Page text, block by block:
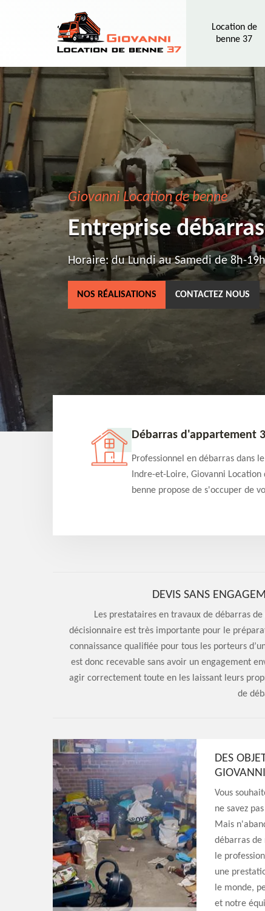
Location de
benne 37
Giovanni Location de benne
Entreprise
Horaire: du Lundi au Samedi de 8h-
NOS RÉALISATIONS CONTACTEZ NOUS
37 Débarras d'appartement
Professionnel en débarras dans
Indre-et-Loire, Giovanni Location
benne propose de s'occuper de
qualité en toute circonstance
DEVIS SANS
Les prestataires en travaux de débarras
décisionnaire est très importante pour le
connaissance qualifiée pour tous les porteurs
est donc recevable sans avoir un engagement
agir correctement toute en les laissant leurs
de
DES
Vous
ne savez
Mais
débarras de
le
une
le monde,
et notre